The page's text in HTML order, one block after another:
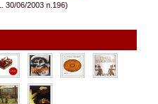
30/06/2003 n.196)